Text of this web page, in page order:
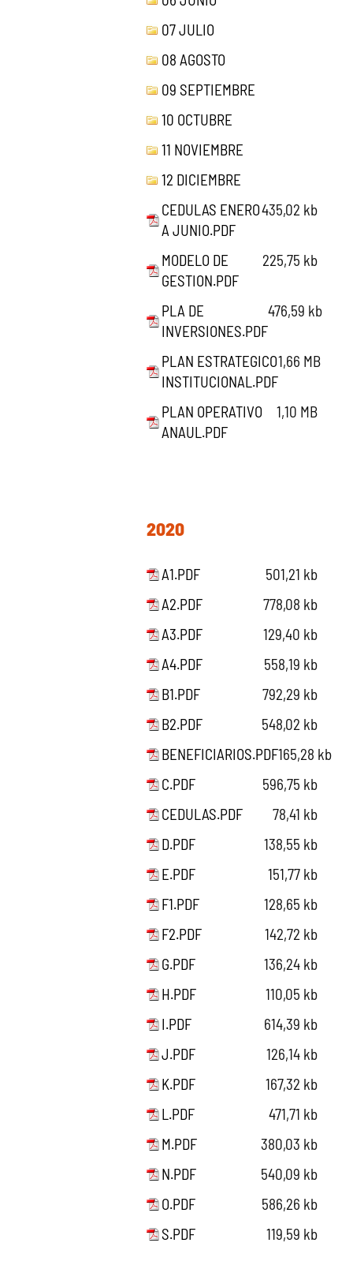
07 JULIO
08 AGOSTO
09 SEPTIEMBRE
10 OCTUBRE
11 NOVIEMBRE
12 DICIEMBRE
CEDULAS ENERO
A JUNIO.PDF
435,02 kb
MODELO DE
GESTION.PDF
225,75 kb
PLA DE
INVERSIONES.PDF
476,59 kb
PLAN ESTRATEGICO
INSTITUCIONAL.PDF
1,66 MB
PLAN OPERATIVO
ANAUL.PDF
1,10 MB
2020
A1.PDF
501,21 kb
A2.PDF
778,08 kb
A3.PDF
129,40 kb
A4.PDF
558,19 kb
B1.PDF
792,29 kb
B2.PDF
548,02 kb
BENEFICIARIOS.PDF165,28 kb
C.PDF
596,75 kb
CEDULAS.PDF
78,41 kb
D.PDF
138,55 kb
E.PDF
151,77 kb
F1.PDF
128,65 kb
F2.PDF
142,72 kb
G.PDF
136,24 kb
H.PDF
110,05 kb
I.PDF
614,39 kb
J.PDF
126,14 kb
K.PDF
167,32 kb
L.PDF
471,71 kb
M.PDF
380,03 kb
N.PDF
540,09 kb
O.PDF
586,26 kb
S.PDF
119,59 kb